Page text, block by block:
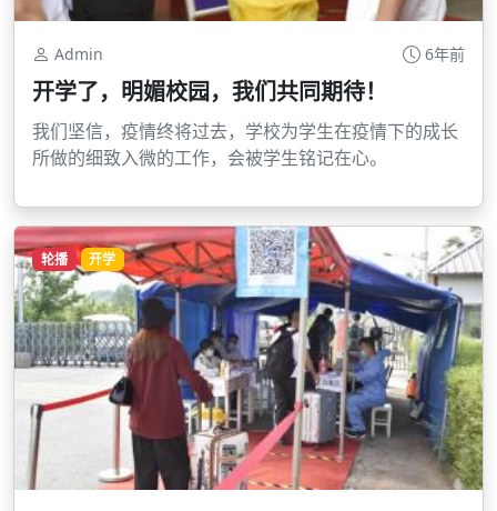
Admin 6年前
开学了，明媚校园，我们共同期待！
我们坚信，疫情终将过去，学校为学生在疫情下的成长
所做的细致入微的工作，会被学生铭记在心。
轮播 开学